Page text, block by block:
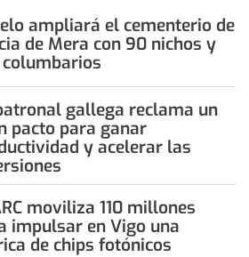
ampliará el cementerio de
de Mera con 90 nichos y
columbarios
gallega reclama un
pacto para ganar
y acelerar las
moviliza 110 millones
impulsar en Vigo una
de chips fotónicos